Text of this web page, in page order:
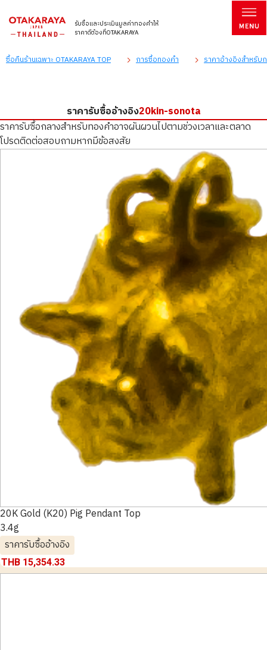
รับซื้อและประเมินมูลค่าทองคำให้
ราคาดีต้องที่OTAKARAYA
ซื้อคืนร้านเฉพาะ OTAKARAYA TOP การซื้อทองคำ ราคาอ้างอิงสำหรับ
ราคารับซื้ออ้างอิง20kin-sonota
ราคารับซื้อกลางสำหรับทองคำอาจผันผวนไปตามช่วงเวลาและตลาด
โปรดติดต่อสอบถามหากมีข้อสงสัย
20K Gold (K20) Pig Pendant Top
3.4g
ราคารับซื้ออ้างอิง
THB 15,354.33